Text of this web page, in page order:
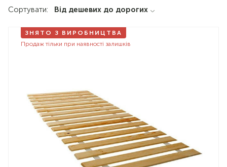
Сортувати: Від дешевих до дорогих
ЗНЯТО З ВИРОБНИЦТВА
Продаж тільки при наявності залишків